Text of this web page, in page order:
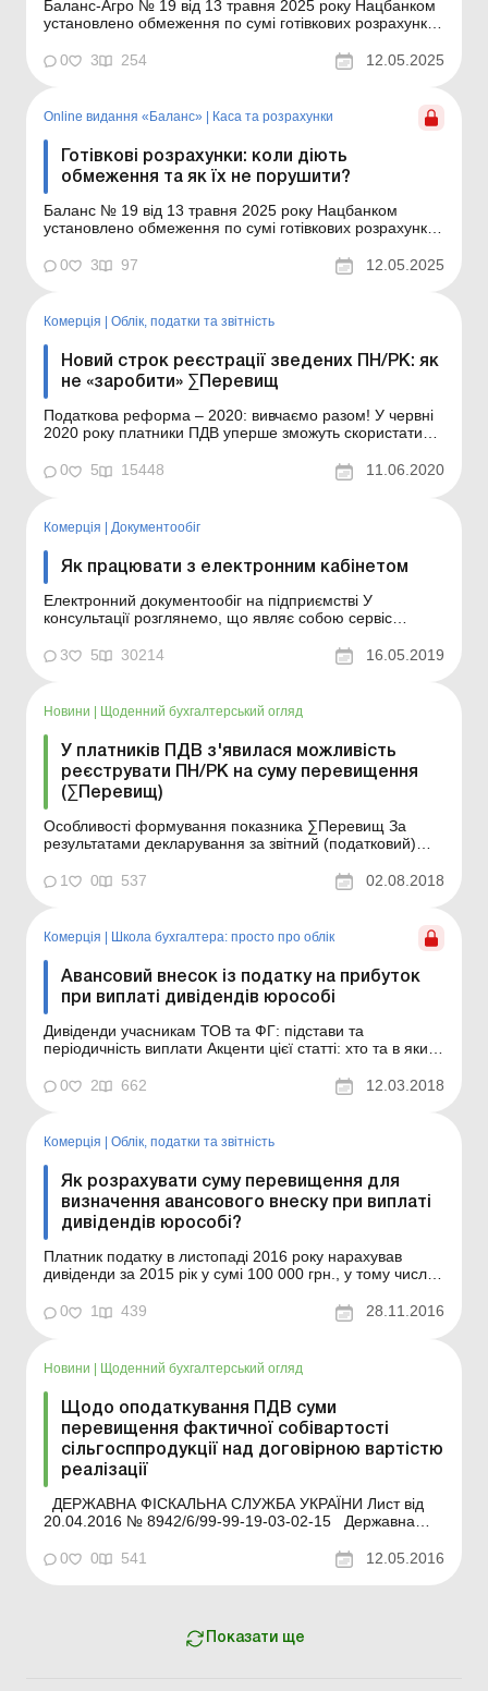
Баланс-Агро № 19 від 13 травня 2025 року Нацбанком
установлено обмеження по сумі готівкових розрахунків
обмежень до суб’єкту господарювання може бути
0 3 254 12.05.2025
Online видання «Баланс» Каса та розрахунки
Готівкові розрахунки: коли діють
обмеження та як їх не порушити?
Баланс № 19 від 13 травня 2025 року Нацбанком
установлено обмеження по сумі готівкових розрахунків
обмежень до суб’єкту господарювання може бути
0 3 97 12.05.2025
Комерція Облік, податки та звiтнiсть
Новий строк реєстрації зведених ПН/РК: як
не «заробити» ∑Перевищ
Податкова реформа – 2020: вивчаємо разом! У червні
2020 року платники ПДВ уперше зможуть скористатися
зведених податкових накладних та розрахунків
коригування до них (далі – ПН/РК), складених за
0 5 15448 11.06.2020
Комерція | Документообiг
Як працювати з електронним кабінетом
Електронний документообіг на підприємстві У
консультації розглянемо, що являє собою сервіс
працювати та в чому його переваги та недоліки. Як
3 5 30214 16.05.2019
Новини | Щоденний бухгалтерський огляд
У платників ПДВ з'явилася можливість
реєструвати ПН/РК на суму перевищення
(∑Перевищ)
Особливості формування показника ∑Перевищ За
результатами декларування за звітний (податковий)
платниками ПДВ у додатках 1, 5 до податкової
декларації з ПДВ за новими формами, з урахуванням
1 0 537 02.08.2018
Комерція Школа бухгалтера: просто про облік
Авансовий внесок із податку на прибуток
при виплаті дивідендів юрособі
Дивіденди учасникам ТОВ та ФГ: підстави та
періодичність виплати Акценти цієї статті: хто та в яких
на прибуток (далі – авансовий внесок) у разі виплати
0 2 662 12.03.2018
Комерція Облік, податки та звiтнiсть
Як розрахувати суму перевищення для
визначення авансового внеску при виплаті
дивідендів юрособі?
Платник податку в листопаді 2016 року нарахував
дивіденди за 2015 рік у сумі 100 000 грн., у тому числі
грн. х 40 %), фізичної особи – 60 000 грн. (100 000 грн.
х 60 %). Об’єкт оподаткування за 2015 рік, визначений
0 1 439 28.11.2016
Новини | Щоденний бухгалтерський огляд
Щодо оподаткування ПДВ суми
перевищення фактичної собівартості
сільгосппродукції над договірною вартістю
реалізації
20.04.2016 № 8942/6/99-99-19-03-02-15 Державна
платника податку щодо оподаткування податком на
додану вартість суми перевищення фактичної
0 0 541 12.05.2016
Показати ще